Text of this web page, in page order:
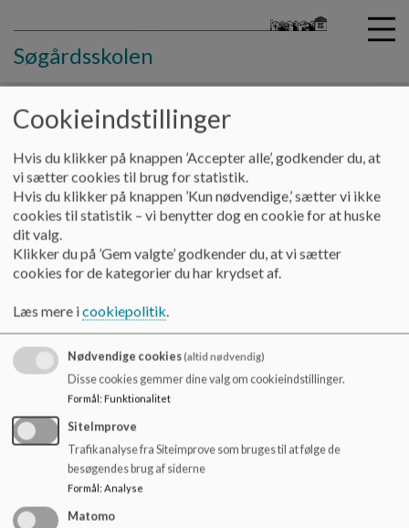
i
Søgårdsskolen
Praktisk info Indsatsplan
Indsatsplan
Beredskabsplan
Dokumenter
Indsatsplan 2024
Søgårdsskolen
C. L. Ibsens Vej 3, DK-2820 Gentofte
soegaardsskolen@gentofte.dk
Cookieindstillinger
Hvis du klikker på knappen ’Accepter alle’, godkender du, at
vi sætter cookies til brug for statistik.
Hvis du klikker på knappen ’Kun nødvendige,’ sætter vi ikke
cookies til statistik – vi benytter dog en cookie for at huske
dit valg.
Klikker du på ’Gem valgte’ godkender du, at vi sætter
cookies for de kategorier du har krydset af.
Læs mere icookiepolitik.
Nødvendige cookies(altid nødvendig)
Disse cookies gemmer dine valg om cookieindstillinger.
Formål: Funktionalitet
SiteImprove
Trafikanalyse fra Siteimprove som bruges til at følge de
besøgendes brug af siderne
Formål: Analyse
Matomo